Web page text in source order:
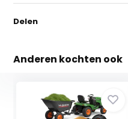
Delen
Anderen kochten ook